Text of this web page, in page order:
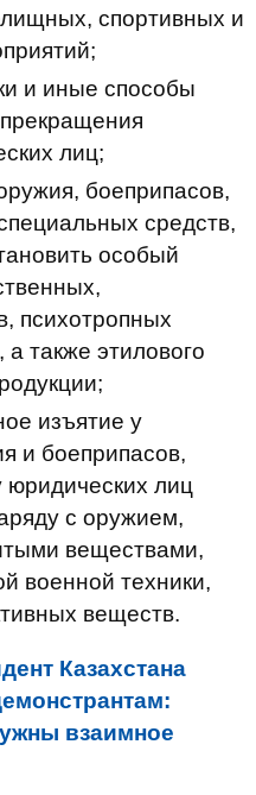
спортивных и
и иные способы
лиц;
боеприпасов,
средств,
особый
психотропных
также этилового
изъятие у
и боеприпасов,
юридических лиц
с оружием,
веществами,
военной техники,
веществ.
Казахстана
взаимное